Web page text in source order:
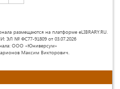
размещаются на платформе eLIBRARY.RU.
ЭЛ № ФС77-91809 от 03.07.2026
ООО «Юниверсум»
Максим Викторович.